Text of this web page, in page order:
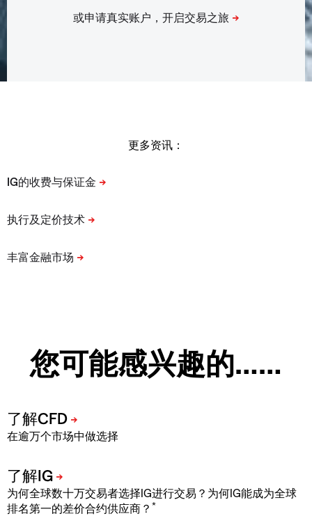
更多资讯：
您可能感兴趣的……
在逾万个市场中做选择
为何全球数十万交易者选择IG进行交易？为何IG能成为全球
排名第一的差价合约供应商？ *